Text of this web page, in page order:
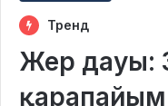
Тренд
Жер дауы:
қарапайым